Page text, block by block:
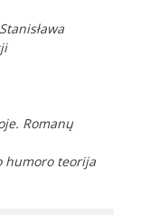
Romanų
humoro teorija